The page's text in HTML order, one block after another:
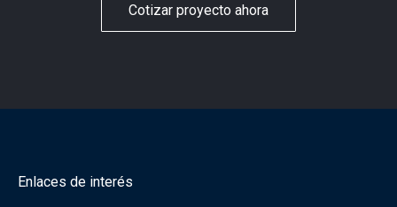
Cotizar proyecto ahora
Enlaces de interés